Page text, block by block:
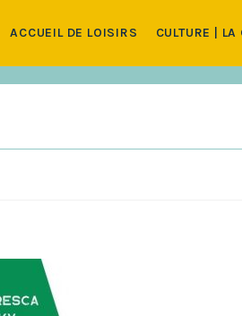
ACCUEIL DE LOISIRS CULTURE | LA